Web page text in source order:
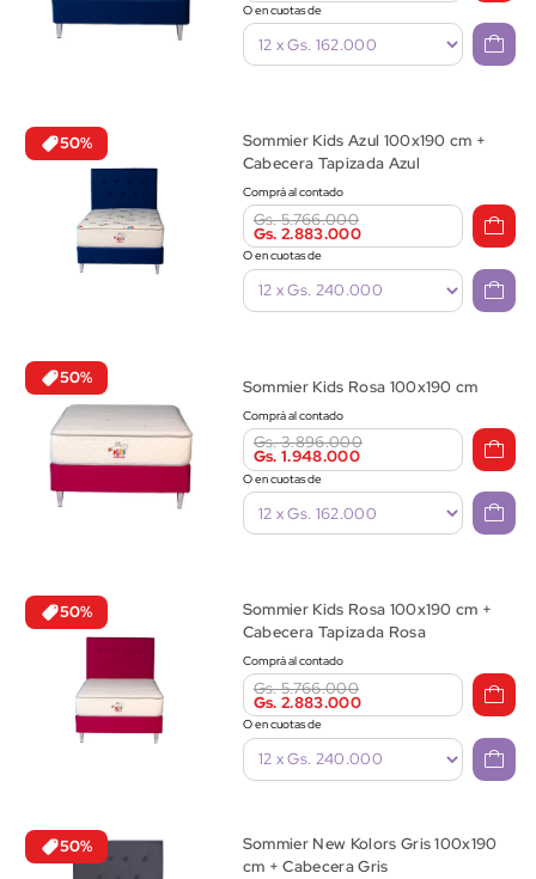
O en cuotas de
50%
Sommier Kids Azul 100x190 cm +
Cabecera Tapizada Azul
Comprá al contado
Gs. 5.766.000
Gs. 2.883.000
O en cuotas de
50% Sommier Kids Rosa 100x190 cm
Comprá al contado
Gs. 3.896.000
Gs. 1.948.000
O en cuotas de
50%
Sommier Kids Rosa 100x190 cm +
Cabecera Tapizada Rosa
Comprá al contado
Gs. 5.766.000
Gs. 2.883.000
O en cuotas de
50%
Sommier New Kolors Gris 100x190
cm + Cabecera Gris